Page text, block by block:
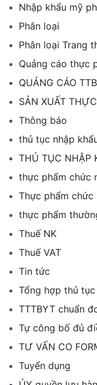
Nhập khẩu mỹ
Phân loại
Phân loại Trang
Quảng cáo thực
QUẢNG CÁO
SẢN XUẤT
Thông báo
thủ tục nhập
THỦ TỤC NHẬP
thực phẩm chức
Thực phẩm chức
thực phẩm
Thuế NK
Thuế VAT
Tin tức
Tổng hợp thủ
TTTBYT chuẩn
Tự công bố đủ
TƯ VẤN CO
Tuyển dụng